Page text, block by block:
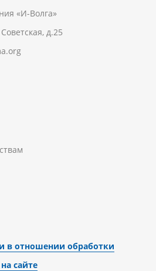
«И-Волга»
д.25
в отношении обработки
сайте